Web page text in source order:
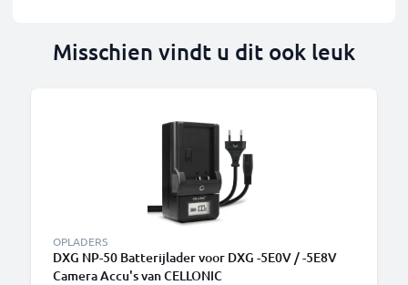
Misschien vindt u dit ook leuk
OPLADERS
DXG NP-50 Batterijlader voor DXG -5E0V / -5E8V
Camera Accu's van CELLONIC